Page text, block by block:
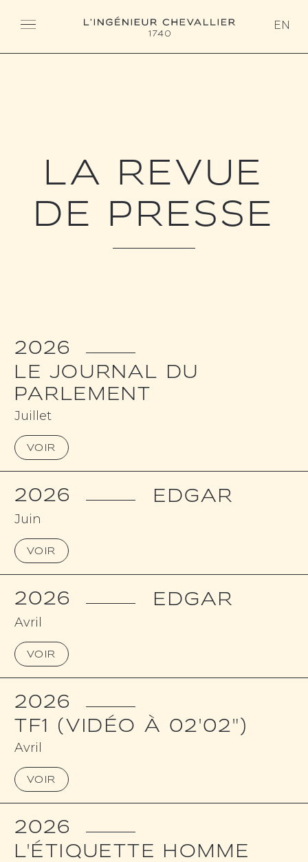
L'ingénieur Chevallier
EN
LA REVUE
DE PRESSE
2026
LE JOURNAL DU
PARLEMENT
Juillet
VOIR
2026 EDGAR
Juin
VOIR
2026 EDGAR
Avril
VOIR
2026
TF1 (VIDÉO À 02'02")
Avril
VOIR
2026
L'ÉTIQUETTE HOMME